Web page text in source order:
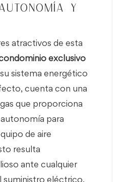
y
atractivos de esta
exclusivo
sistema energético
cuenta con una
que proporciona
autonomía para
de aire
resulta
ante cualquier